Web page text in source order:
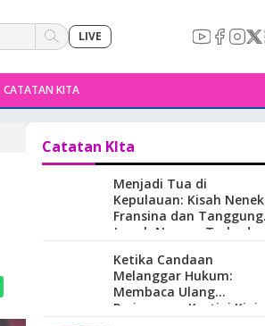
LIVE
CATATAN KITA
Catatan KIta
Menjadi Tua di
Kepulauan: Kisah Nenek
Fransina dan Tanggung
Jawab Negara Terhadap
Maluku.
Ketika Candaan
Melanggar Hukum:
Membaca Ulang
Perjuangan Kartini Kini